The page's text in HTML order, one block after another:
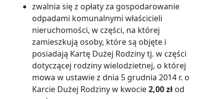
zwalnia się z opłaty za gospodarowanie
odpadami komunalnymi właścicieli
nieruchomości, w części, na której
zamieszkują osoby, które są objęte i
posiadają Kartę Dużej Rodziny tj. w części
dotyczącej rodziny wielodzietnej, o której
mowa w ustawie z dnia 5 grudnia 2014 r. o
Karcie Dużej Rodziny w kwocie2,00 zł od